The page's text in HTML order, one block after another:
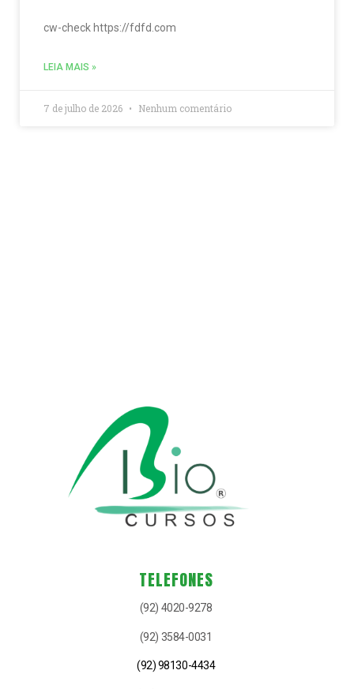
cw-check https://fdfd.com
LEIA MAIS »
7 de julho de 2026 Nenhum comentário
TELEFONES
(92) 4020-9278
(92) 3584-0031
(92) 98130-4434